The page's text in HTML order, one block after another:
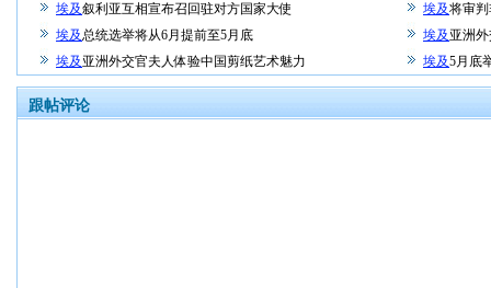
埃及叙利亚互相宣布召回驻对方国家大使 埃及将审
埃及总统选举将从6月提前至5月底 埃及 亚洲
埃及 亚洲外交官夫人体验中国剪纸艺术魅力 埃及5月底
跟帖评论